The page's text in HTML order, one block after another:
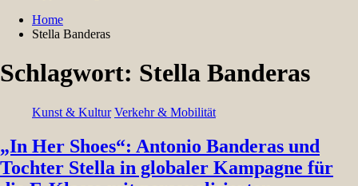
Home
Stella Banderas
Schlagwort: Stella Banderas
Kunst & Kultur Verkehr & Mobilität
„In Her Shoes“: Antonio Banderas und
Tochter Stella in globaler Kampagne für